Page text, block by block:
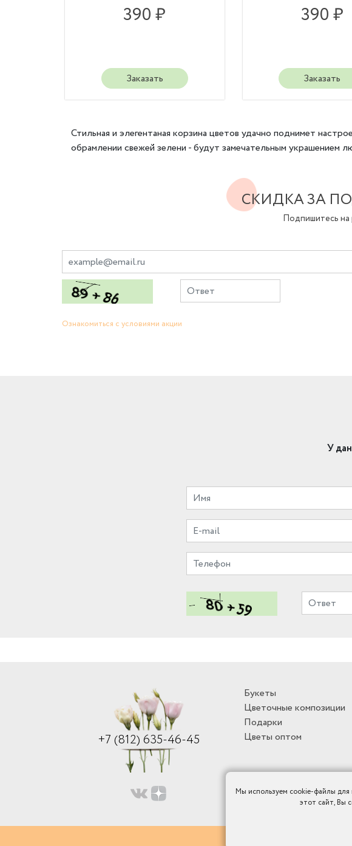
390 ₽
Заказать
390 ₽
Заказать
Стильная и элегентаная корзина цветов удачно поднимет
обрамлении свежей зелени - будут замечательным украшением
СКИДКА ЗА
Подпишитесь на
Ознакомиться с условиями акции
У
+7 (812) 635-46-45
Букеты
Цветочные композиции
Подарки
Цветы оптом
Мы используем cookie-файлы для
этот сайт, Вы